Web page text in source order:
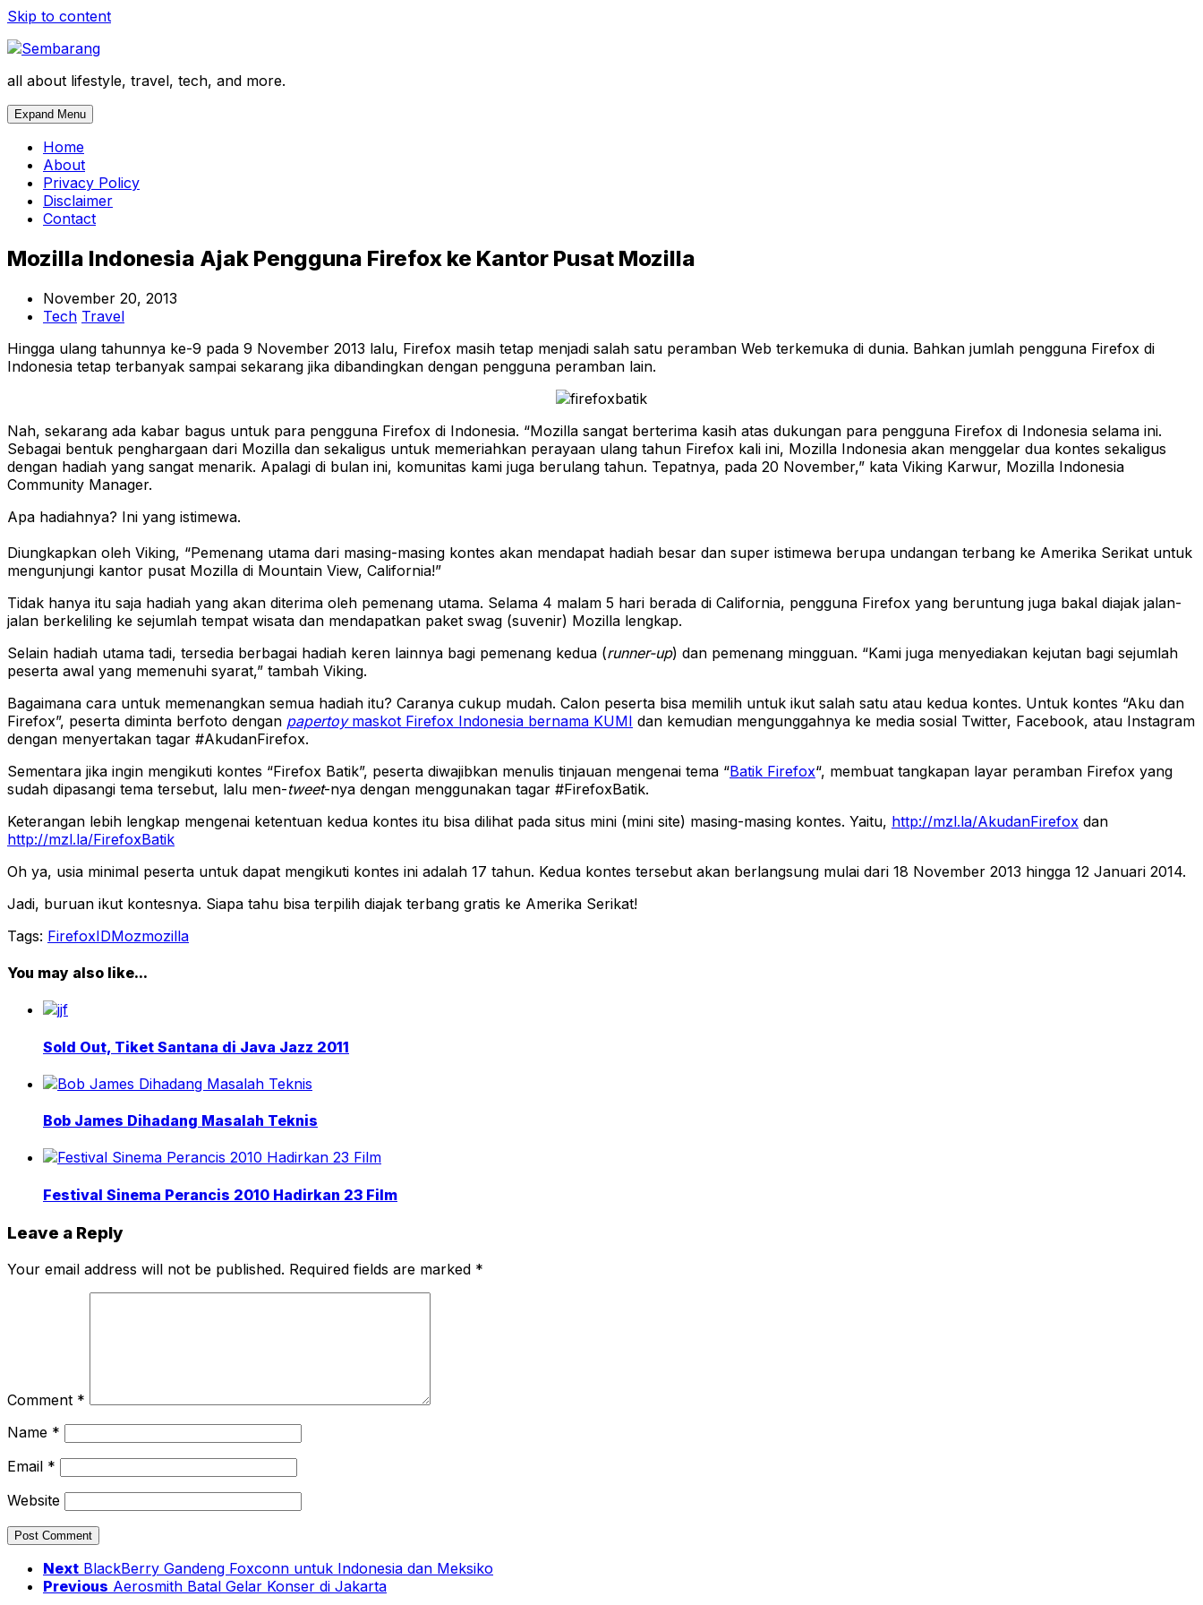
Skip to content
all about lifestyle, travel, tech, and more.
Expand Menu
Home
About
Privacy Policy
Disclaimer
Contact
Mozilla Indonesia Ajak Pengguna Firefox ke Kantor Pusat Mozilla
November 20, 2013
Tech Travel
Hingga ulang tahunnya ke-9 pada 9 November 2013 lalu, Firefox masih tetap menjadi salah satu peramban Web terkemuka di dunia. Bahkan jumlah pengguna Firefox di
Indonesia tetap terbanyak sampai sekarang jika dibandingkan dengan pengguna peramban lain.
Nah, sekarang ada kabar bagus untuk para pengguna Firefox di Indonesia. “Mozilla sangat berterima kasih atas dukungan para pengguna Firefox di Indonesia selama ini.
Sebagai bentuk penghargaan dari Mozilla dan sekaligus untuk memeriahkan perayaan ulang tahun Firefox kali ini, Mozilla Indonesia akan menggelar dua kontes sekaligus
dengan hadiah yang sangat menarik. Apalagi di bulan ini, komunitas kami juga berulang tahun. Tepatnya, pada 20 November,” kata Viking Karwur, Mozilla Indonesia
Community Manager.
Apa hadiahnya? Ini yang istimewa.
Diungkapkan oleh Viking, “Pemenang utama dari masing-masing kontes akan mendapat hadiah besar dan super istimewa berupa undangan terbang ke Amerika Serikat untuk
mengunjungi kantor pusat Mozilla di Mountain View, California!”
Tidak hanya itu saja hadiah yang akan diterima oleh pemenang utama. Selama 4 malam 5 hari berada di California, pengguna Firefox yang beruntung juga bakal diajak jalan-
jalan berkeliling ke sejumlah tempat wisata dan mendapatkan paket swag (suvenir) Mozilla lengkap.
Selain hadiah utama tadi, tersedia berbagai hadiah keren lainnya bagi pemenang kedua (runner-up) dan pemenang mingguan. “Kami juga menyediakan kejutan bagi sejumlah
peserta awal yang memenuhi syarat,” tambah Viking.
Bagaimana cara untuk memenangkan semua hadiah itu? Caranya cukup mudah. Calon peserta bisa memilih untuk ikut salah satu atau kedua kontes. Untuk kontes “Aku dan
Firefox”, peserta diminta berfoto dengan papertoymaskot Firefox Indonesia bernama KUMI dan kemudian mengunggahnya ke media sosial Twitter, Facebook, atau Instagram
dengan menyertakan tagar #AkudanFirefox.
Sementara jika ingin mengikuti kontes “Firefox Batik”, peserta diwajibkan menulis tinjauan mengenai tema “Batik Firefox“, membuat tangkapan layar peramban Firefox yang
sudah dipasangi tema tersebut, lalu men-tweet-nya dengan menggunakan tagar #FirefoxBatik.
Keterangan lebih lengkap mengenai ketentuan kedua kontes itu bisa dilihat pada situs mini (mini site) masing-masing kontes. Yaitu, http://mzl.la/AkudanFirefox dan
http://mzl.la/FirefoxBatik
Oh ya, usia minimal peserta untuk dapat mengikuti kontes ini adalah 17 tahun. Kedua kontes tersebut akan berlangsung mulai dari 18 November 2013 hingga 12 Januari 2014.
Jadi, buruan ikut kontesnya. Siapa tahu bisa terpilih diajak terbang gratis ke Amerika Serikat!
Tags: FirefoxIDMozmozilla
You may also like...
Sold Out, Tiket Santana di Java Jazz 2011
Bob James Dihadang Masalah Teknis
Festival Sinema Perancis 2010 Hadirkan 23 Film
Leave a Reply
Your email address will not be published. Required fields are marked *
Comment *
Name *
Email *
Website
Next BlackBerry Gandeng Foxconn untuk Indonesia dan Meksiko
Previous Aerosmith Batal Gelar Konser di Jakarta